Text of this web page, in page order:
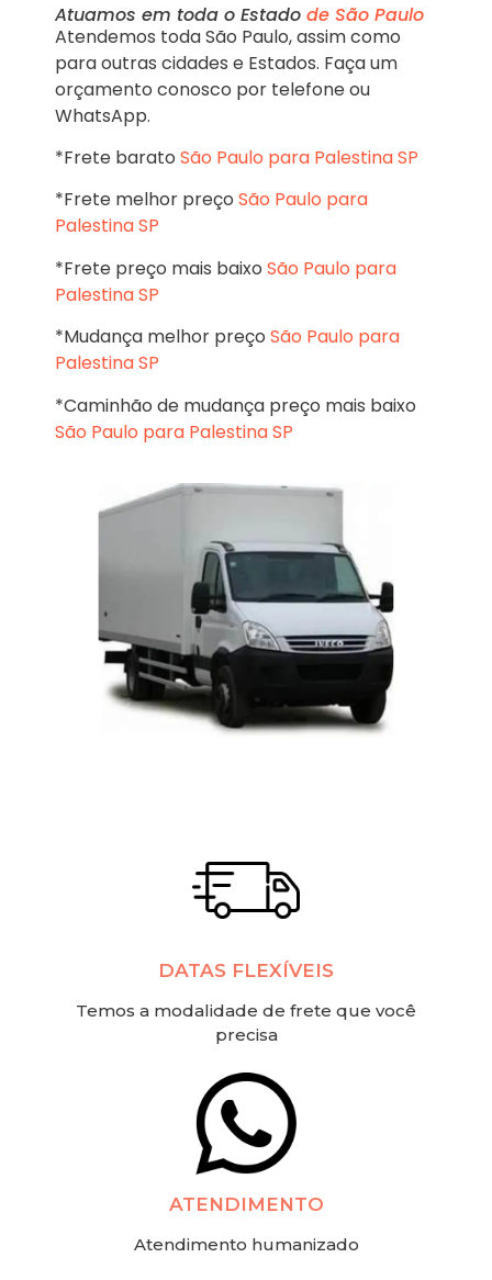
Atuamos em toda o Estado de São Paulo
Atendemos toda São Paulo, assim como
para outras cidades e Estados. Faça um
orçamento conosco por telefone ou
WhatsApp.
*Frete barato São Paulo para Palestina SP
*Frete melhor preço São Paulo para
Palestina SP
*Frete preço mais baixo São Paulo para
Palestina SP
*Mudança melhor preço São Paulo para
Palestina SP
*Caminhão de mudança preço mais baixo
São Paulo para Palestina SP
DATAS FLEXÍVEIS
Temos a modalidade de frete que você
precisa
ATENDIMENTO
Atendimento humanizado